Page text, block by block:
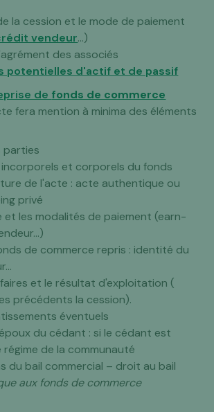
la cession et le mode de paiement
vendeur...)
des associés
potentielles d'actif et de passif
de fonds de commerce
fera mention à minima des éléments
parties
incorporels et corporels du fonds
de l'acte : acte authentique ou
privé
et les modalités de paiement (earn-
de commerce repris : identité du
et le résultat d'exploitation (
précédents la cession).
éventuels
du cédant : si le cédant est
régime de la communauté
du bail commercial – droit au bail
aux fonds de commerce